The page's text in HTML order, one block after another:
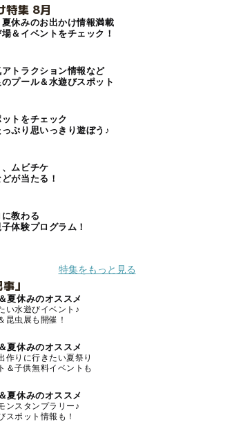
特集 8月
休みのお出かけ情報満載
＆イベントをチェック！
トラクション情報など
プール＆水遊びスポット
トをチェック
ぷり思いっきり遊ぼう♪
ムビチケ
が当たる！
教わる
体験プログラム！
特集をもっと見る
」
夏休みのオススメ
い水遊びイベント♪
昆虫展も開催！
夏休みのオススメ
作りに行きたい夏祭り
＆子供無料イベントも
夏休みのオススメ
ンスタンプラリー♪
スポット情報も！